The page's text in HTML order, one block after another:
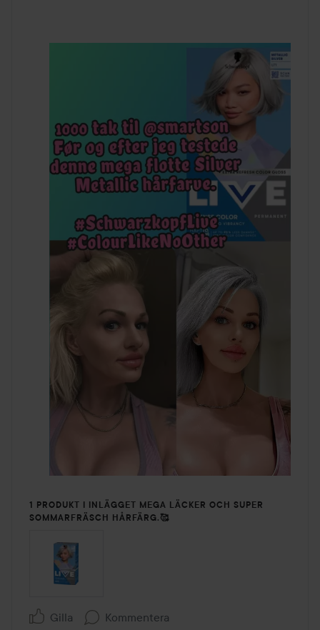
1 PRODUKT I INLÄGGET MEGA LÄCKER OCH SUPER
SOMMARFRÄSCH HÅRFÄRG.🥰
Gilla Kommentera